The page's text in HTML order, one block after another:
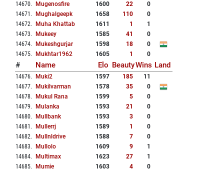
14670. Mugenosfire 1600 22
0
14671 . Mughalgeepk 1658 110
0
14672. Muha Khattab 1611 1
1
14673. Mukeey 1585 41
0
14674. Mukeshgurjar 1598 18
0
14675. Mukhtar1962 1605 1 0
# Name Elo BeautyWins Land
14676. Muki2 1597 185
11
14677. Mukilvarman 1578 35
0
14678. Mukul Rana 1599 5
0
14679. Mulanka 1593 21
0
14680. Mullbank 1593 3
0
14681 . Mullerrj 1589 1
0
14682. Mullnldrive 1588 7
0
14683. Mullolo 1609 9
1
14684. Multimax 1623 27
1
14685. Mumie 1603 4
0